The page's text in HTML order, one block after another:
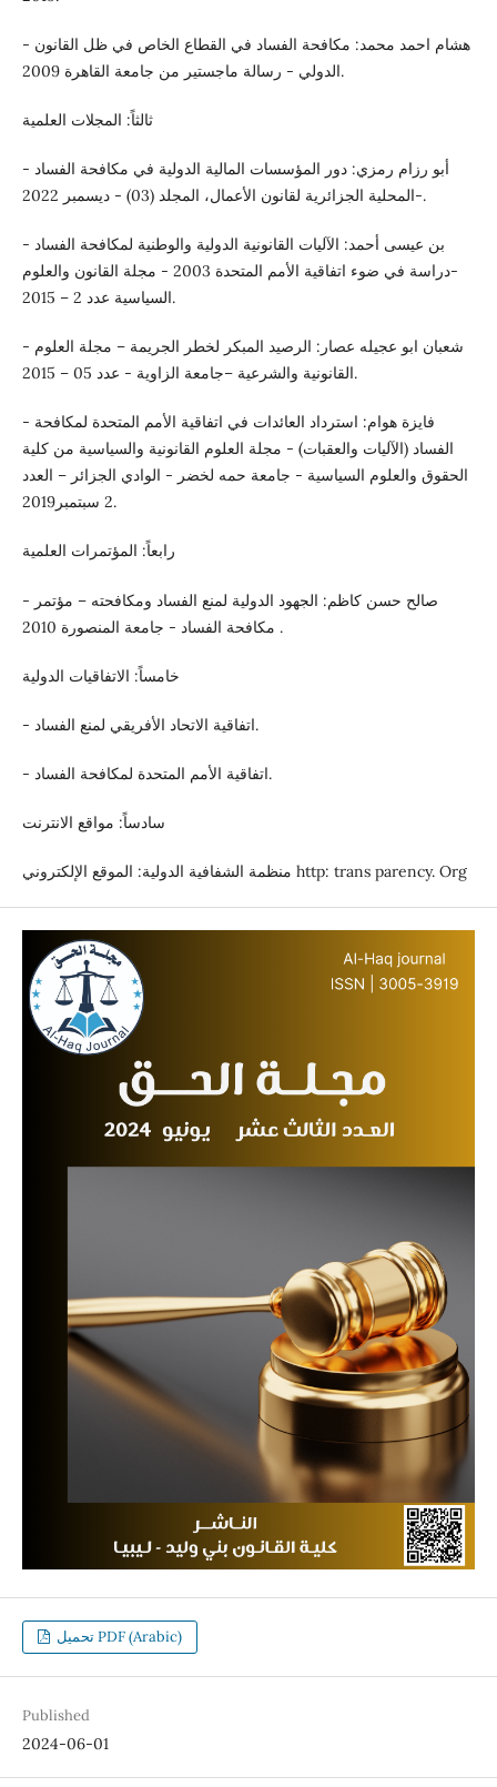
- هشام احمد محمد: مكافحة الفساد في القطاع الخاص في ظل القانون
الدولي - رسالة ماجستير من جامعة القاهرة 2009.
ثالثاً: المجلات العلمية
- أبو رزام رمزي: دور المؤسسات المالية الدولية في مكافحة الفساد
-المحلية الجزائرية لقانون الأعمال، المجلد (03) - ديسمبر 2022.
- بن عيسى أحمد: الآليات القانونية الدولية والوطنية لمكافحة الفساد
-دراسة في ضوء اتفاقية الأمم المتحدة 2003 - مجلة القانون والعلوم
السياسية عدد 2 – 2015.
- شعبان ابو عجيله عصار: الرصيد المبكر لخطر الجريمة – مجلة العلوم
القانونية والشرعية –جامعة الزاوية - عدد 05 – 2015.
- فايزة هوام: استرداد العائدات في اتفاقية الأمم المتحدة لمكافحة
الفساد (الآليات والعقبات) - مجلة العلوم القانونية والسياسية من كلية
الحقوق والعلوم السياسية - جامعة حمه لخضر - الوادي الجزائر – العدد
2 سبتمبر2019.
رابعاً: المؤتمرات العلمية
- صالح حسن كاظم: الجهود الدولية لمنع الفساد ومكافحته – مؤتمر
مكافحة الفساد - جامعة المنصورة 2010 .
خامساً: الاتفاقيات الدولية
- اتفاقية الاتحاد الأفريقي لمنع الفساد.
- اتفاقية الأمم المتحدة لمكافحة الفساد.
سادساً: مواقع الانترنت
منظمة الشفافية الدولية: الموقع الإلكتروني http: trans parency. Org
تحميل PDF (Arabic)
Published
2024-06-01